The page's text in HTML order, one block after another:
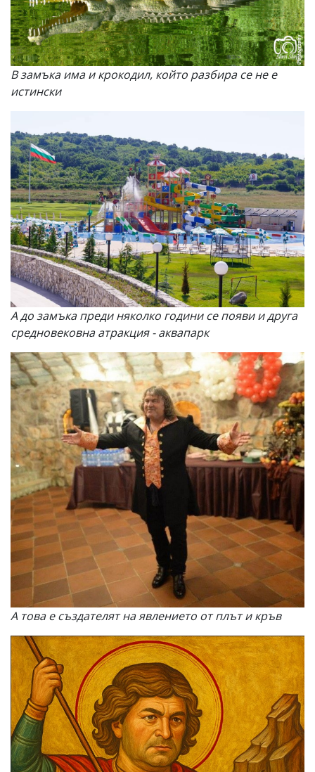
В замъка има и крокодил, който разбира се не е
истински
А до замъка преди няколко години се появи и друга
средновековна атракция - аквапарк
А това е създателят на явлението от плът и кръв